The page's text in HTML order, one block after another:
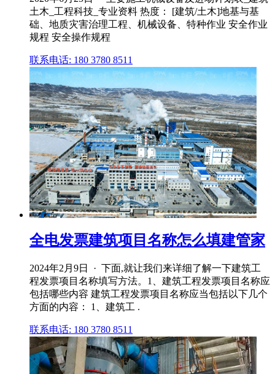
土木_工程科技_专业资料 热度： [建筑/土木]地基与基
础、地质灾害治理工程、机械设备、特种作业 安全作业
规程 安全操作规程
联系电话: 180 3780 8511
全电发票建筑项目名称怎么填建管家
2024年2月9日 · 下面,就让我们来详细了解一下建筑工
程发票项目名称填写方法。1、建筑工程发票项目名称应
包括哪些内容 建筑工程发票项目名称应当包括以下几个
方面的内容： 1、建筑工 .
联系电话: 180 3780 8511